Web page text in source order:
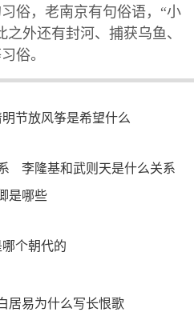
俗，老南京有句俗语，“小
外还有封河、捕获乌鱼、
俗。
节放风筝是希望什么
李隆基和武则天是什么关系
是哪些
个朝代的
居易为什么写长恨歌